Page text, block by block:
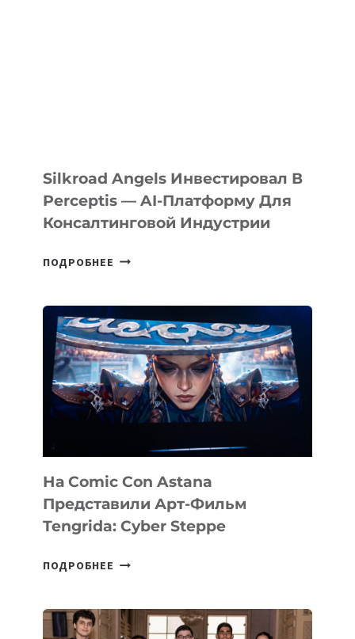
Silkroad Angels Инвестировал В
Perceptis — AI-Платформу Для
Консалтинговой Индустрии
ПОДРОБНЕЕ SILKROAD
В
PERCEPTIS
—
AI-
ПЛАТФОРМУ
ДЛЯ
ИНДУСТРИИ
На Comic Con Astana
Представили Арт-Фильм
Tengrida: Cyber Steppe
ПОДРОБНЕЕ
ASTANA